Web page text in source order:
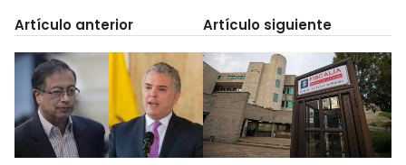
Artículo anterior Artículo siguiente